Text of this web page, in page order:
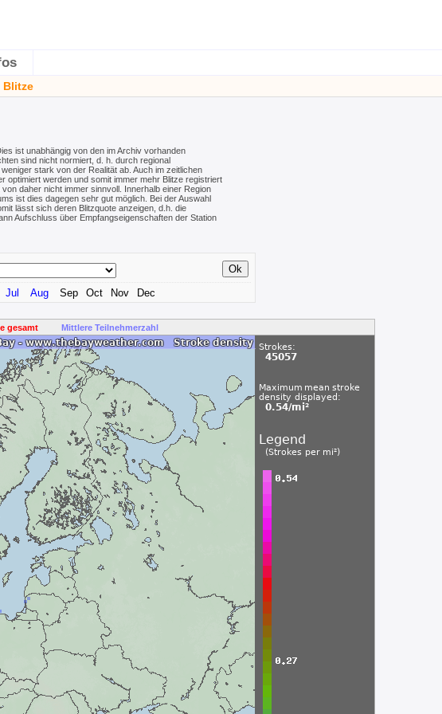
Blitze
ist unabhängig von den im Archiv vorhanden
sind nicht normiert, d. h. durch regional
stark von der Realität ab. Auch im zeitlichen
optimiert werden und somit immer mehr Blitze registriert
daher nicht immer sinnvoll. Innerhalb einer Region
ist dies dagegen sehr gut möglich. Bei der Auswahl
lässt sich deren Blitzquote anzeigen, d.h. die
Aufschluss über Empfangseigenschaften der Station
Jul Aug Sep Oct Nov Dec
gesamt Mittlere Teilnehmerzahl